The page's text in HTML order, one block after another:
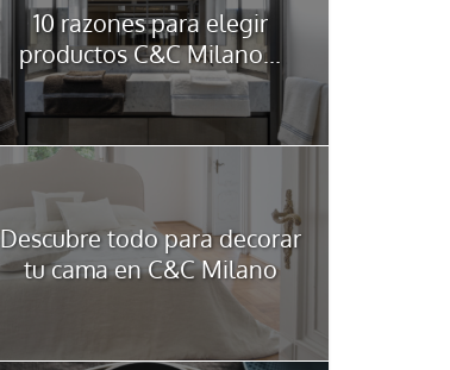
10 razones para elegir
productos C&C Milano...
Descubre todo para decorar
tu cama en C&C Milano